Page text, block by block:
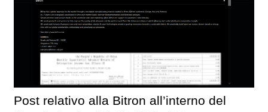
Post relativo alla Bitron all’interno del